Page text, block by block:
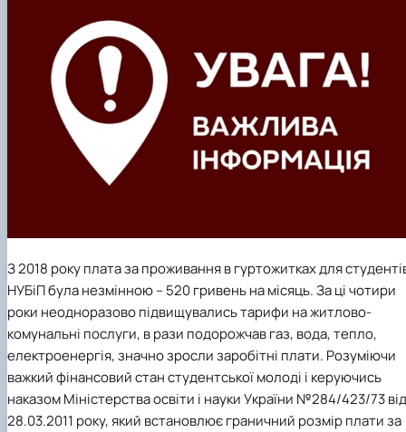
З 2018 року плата за проживання в гуртожитках для
НУБіП була незмінною – 520 гривень на місяць. За ці чотири
роки неодноразово підвищувались тарифи на житлово-
комунальні послуги, в рази подорожчав газ, вода, тепло,
електроенергія, значно зросли заробітні плати. Розуміючи
важкий фінансовий стан студентської молоді і керуючись
наказом Міністерства освіти і науки України №284/423/73 від
28.03.2011 року, який встановлює граничний розмір плати за